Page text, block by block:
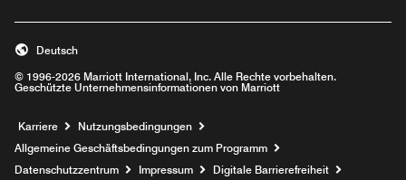
© 1996-2026 Marriott International, Inc. Alle Rechte vorbehalten.
Geschützte Unternehmensinformationen von Marriott
Deutsch
Karriere Opens a new window
Nutzungsbedingungen
Allgemeine Geschäftsbedingungen zum Programm
Datenschutzzentrum
Impressum
Digitale Barrierefreiheit